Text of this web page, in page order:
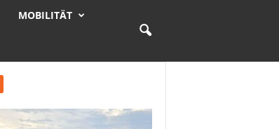
MOBILITÄT